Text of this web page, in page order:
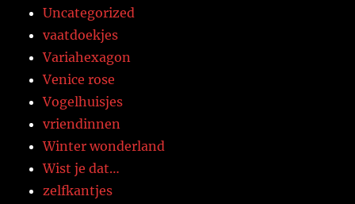
Uncategorized
vaatdoekjes
Variahexagon
Venice rose
Vogelhuisjes
vriendinnen
Winter wonderland
Wist je dat…
zelfkantjes